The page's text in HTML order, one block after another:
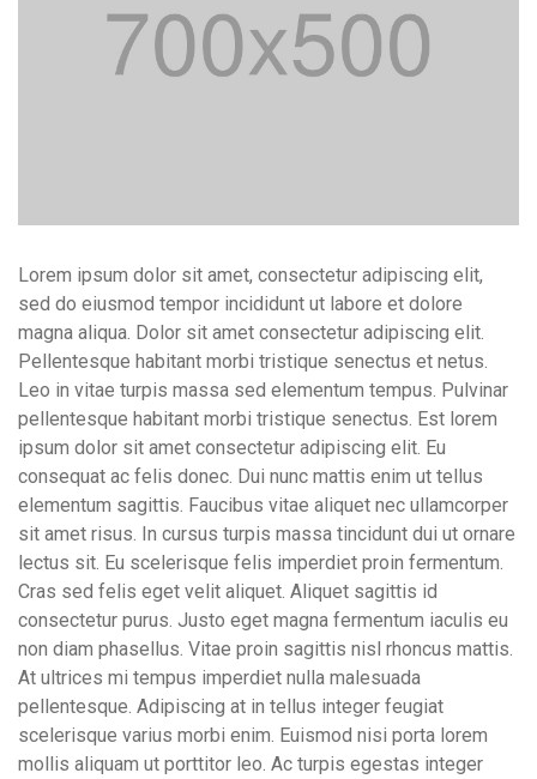
Lorem ipsum dolor sit amet, consectetur adipiscing elit,
sed do eiusmod tempor incididunt ut labore et dolore
magna aliqua. Dolor sit amet consectetur adipiscing elit.
Pellentesque habitant morbi tristique senectus et netus.
Leo in vitae turpis massa sed elementum tempus. Pulvinar
pellentesque habitant morbi tristique senectus. Est lorem
ipsum dolor sit amet consectetur adipiscing elit. Eu
consequat ac felis donec. Dui nunc mattis enim ut tellus
elementum sagittis. Faucibus vitae aliquet nec ullamcorper
sit amet risus. In cursus turpis massa tincidunt dui ut ornare
lectus sit. Eu scelerisque felis imperdiet proin fermentum.
Cras sed felis eget velit aliquet. Aliquet sagittis id
consectetur purus. Justo eget magna fermentum iaculis eu
non diam phasellus. Vitae proin sagittis nisl rhoncus mattis.
At ultrices mi tempus imperdiet nulla malesuada
pellentesque. Adipiscing at in tellus integer feugiat
scelerisque varius morbi enim. Euismod nisi porta lorem
mollis aliquam ut porttitor leo. Ac turpis egestas integer